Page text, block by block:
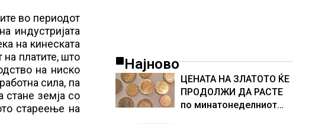
во периодот
индустријата
на кинеската
платите, што
на ниско
сила, па
стане земја со
стареење на
Најново
ЦЕНАТА НА ЗЛАТОТО ЌЕ
ПРОДОЛЖИ ДА РАСТЕ
по минатонеделниот